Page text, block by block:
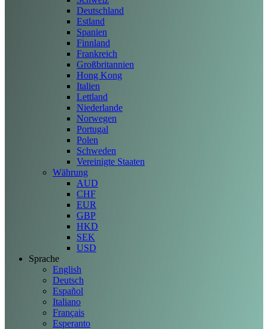
Deutschland
Estland
Spanien
Finnland
Frankreich
Großbritannien
Hong Kong
Italien
Lettland
Niederlande
Norwegen
Portugal
Polen
Schweden
Vereinigte Staaten
Währung
AUD
CHF
EUR
GBP
HKD
SEK
USD
Sprache
English
Deutsch
Español
Italiano
Français
Esperanto